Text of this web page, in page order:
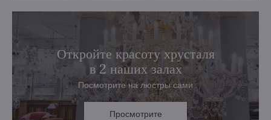
Откройте красоту хрусталя
в 2 наших залах
Посмотрите на люстры сами
Просмотрите